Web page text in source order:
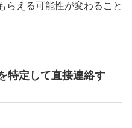
らえる可能性が変わること
特定して直接連絡す